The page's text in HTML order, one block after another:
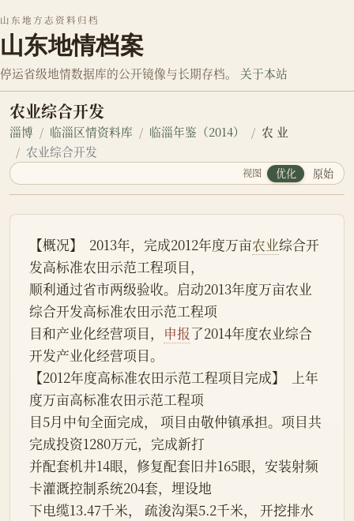
山东地方志资料归档
山东地情档案
停运省级地情数据库的公开镜像与长期存档。 关于本站
农业综合开发
淄博 临淄区情资料库 临淄年鉴（2014）
农 业
农业综合开发
视图 优化 原始
【概况】  2013年，完成2012年度万亩农业综合开
发高标准农田示范工程项目，
顺利通过省市两级验收。启动2013年度万亩农业
综合开发高标准农田示范工程项
目和产业化经营项目， 申报了2014年度农业综合
开发产业化经营项目。
【2012年度高标准农田示范工程项目完成】  上年
度万亩高标准农田示范工程项
目5月中旬全面完成， 项目由敬仲镇承担。项目共
完成投资1280万元，完成新打
并配套机井14眼，修复配套旧井165眼，安装射频
卡灌溉控制系统204套，埋设地
下电缆13.47千米， 疏浚沟渠5.2千米， 开挖排水